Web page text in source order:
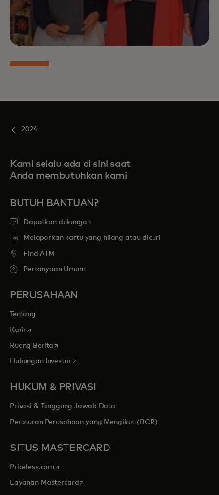
2024
Kami selalu ada di sini saat
Anda membutuhkan kami
BUTUH BANTUAN?
Dapatkan dukungan
Melaporkan kartu yang hilang atau dicuri
Find ATM
Pertanyaan Umum
PERUSAHAAN
Tentang
Kariropens in a new tab
Ruang Berita opens in a new tab
Hubungan Investoropens in a new tab
HUKUM & PRIVASI
Privasi & Tanggung Jawab Data
Peraturan Perusahaan yang Mengikat (BCR)
SITUS MASTERCARD
Priceless.com opens in a new tab
Layanan Mastercardopens in a new tab